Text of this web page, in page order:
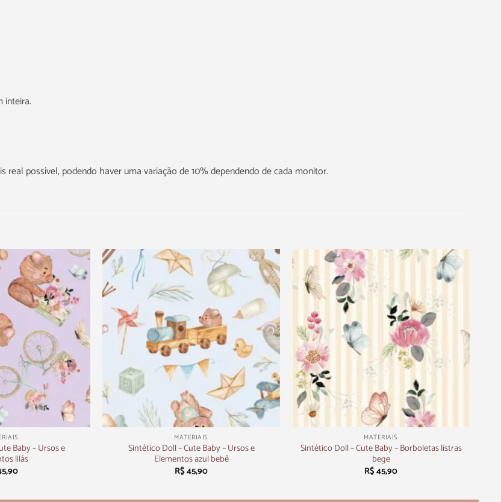
inteira.
possível, podendo haver uma variação de 10% dependendo de cada monitor.
Baby – Ursos e
lilás
+
MATERIAIS
Sintético Doll – Cute Baby – Ursos e
Elementos azul bebê
R$45,90
+
MATERIAIS
Sintético Doll – Cute Baby – Borboletas listras
bege
R$45,90